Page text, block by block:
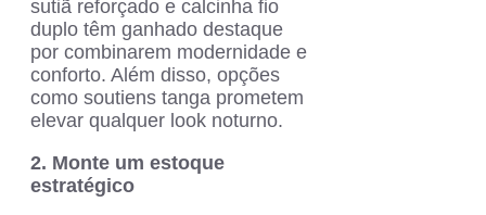
sutiã reforçado e calcinha fio
duplo têm ganhado destaque
por combinarem modernidade e
conforto. Além disso, opções
como soutiens tanga prometem
elevar qualquer look noturno.
2. Monte um estoque
estratégico